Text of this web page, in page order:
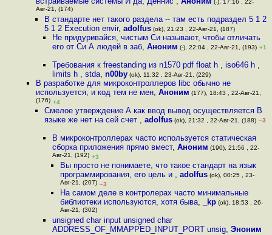
(-), 17:16 , 22-
Авг-21, (174)
В стандарте нет такого раздела -- там есть подраздел 5 1 2
5 1 2 Execution envir, adolfus(ok), 21:23 , 22-Авг-21, (187)
Не придуривайся, чистым Си называют, чтобы отличать
его от Си А людей в заб, Аноним (-), 22:04 , 22-Авг-21, (193) +1
Требования к freestanding из n1570 pdf float h , iso646 h ,
limits h , stda, n00by(ok), 11:32 , 23-Авг-21, (229)
В разработке для микроконтроллеров libc обычно не
используется, и код тем не мен,Аноним (177), 18:43 , 22-Авг-21,
(176) +4
Смелое утверждение А как ввод вывод осуществляется В
языке же нет на сей счет , adolfus(ok), 21:32 , 22-Авг-21, (188) –3
В микроконтроллерах часто используется статическая
сборка приложения прямо вмест, Аноним (190), 21:56 , 22-
Авг-21, (192) +3
Вы просто не понимаете, что такое стандарт на язык
программирования, его цель и ,adolfus (ok), 00:25 , 23-
Авг-21, (207) –3
На самом деле в контролерах часто минимальные
библиотеки используются, хотя быва, _kp (ok), 18:53 , 26-
Авг-21, (302)
unsigned char input unsigned char
ADDRESS_OF_MMAPPED_INPUT_PORT unsig, Эноним